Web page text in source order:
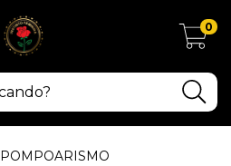
0
POMPOARISMO